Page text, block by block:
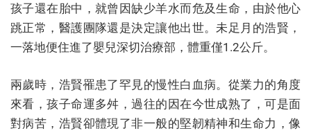
孩子還在胎中，就曾因缺少羊水而危及生命，由於他心
跳正常，醫護團隊還是決定讓他出世。未足月的浩賢，
一落地便住進了嬰兒深切治療部，體重僅1.2公斤。
兩歲時，浩賢罹患了罕見的慢性白血病。從業力的角度
來看，孩子命運多舛，過往的因在今世成熟了，可是面
對病苦，浩賢卻體現了非一般的堅韌精神和生命力，像